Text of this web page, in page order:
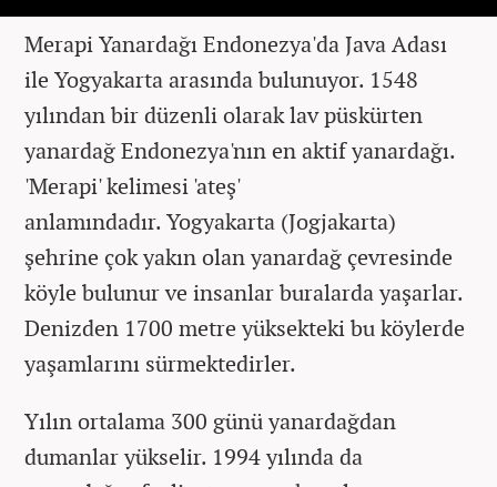
Merapi Yanardağı Endonezya'da Java Adası
ile Yogyakarta arasında bulunuyor. 1548
yılından bir düzenli olarak lav püskürten
yanardağ Endonezya'nın en aktif yanardağı.
'Merapi' kelimesi 'ateş'
anlamındadır. Yogyakarta (Jogjakarta)
şehrine çok yakın olan yanardağ çevresinde
köyle bulunur ve insanlar buralarda yaşarlar.
Denizden 1700 metre yüksekteki bu köylerde
yaşamlarını sürmektedirler.
Yılın ortalama 300 günü yanardağdan
dumanlar yükselir. 1994 yılında da